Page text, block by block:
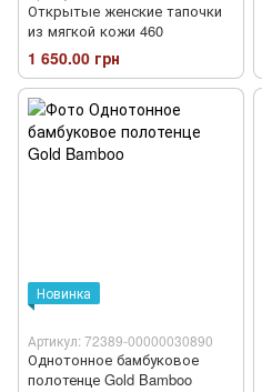
Открытые женские тапочки
из мягкой кожи 460
1 650.00 грн
Новинка
Артикул: 72389-00000030890
Однотонное бамбуковое
полотенце Gold Bamboo